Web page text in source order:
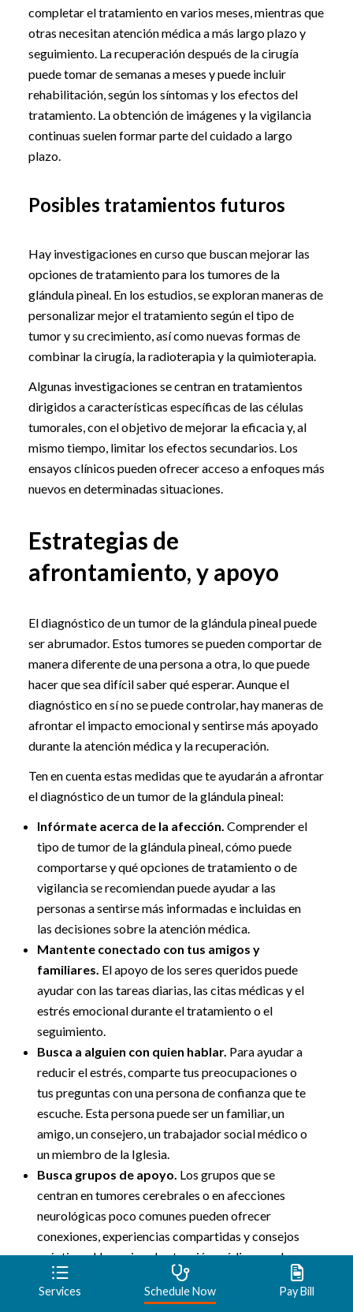
completar el tratamiento en varios meses, mientras que
otras necesitan atención médica a más largo plazo y
seguimiento. La recuperación después de la cirugía
puede tomar de semanas a meses y puede incluir
rehabilitación, según los síntomas y los efectos del
tratamiento. La obtención de imágenes y la vigilancia
continuas suelen formar parte del cuidado a largo
plazo.
Posibles tratamientos futuros
Hay investigaciones en curso que buscan mejorar las
opciones de tratamiento para los tumores de la
glándula pineal. En los estudios, se exploran maneras de
personalizar mejor el tratamiento según el tipo de
tumor y su crecimiento, así como nuevas formas de
combinar la cirugía, la radioterapia y la quimioterapia.
Algunas investigaciones se centran en tratamientos
dirigidos a características específicas de las células
tumorales, con el objetivo de mejorar la eficacia y, al
mismo tiempo, limitar los efectos secundarios. Los
ensayos clínicos pueden ofrecer acceso a enfoques más
nuevos en determinadas situaciones.
Estrategias de
afrontamiento, y apoyo
El diagnóstico de un tumor de la glándula pineal puede
ser abrumador. Estos tumores se pueden comportar de
manera diferente de una persona a otra, lo que puede
hacer que sea difícil saber qué esperar. Aunque el
diagnóstico en sí no se puede controlar, hay maneras de
afrontar el impacto emocional y sentirse más apoyado
durante la atención médica y la recuperación.
Ten en cuenta estas medidas que te ayudarán a afrontar
el diagnóstico de un tumor de la glándula pineal:
Infórmate acerca de la afección. Comprender el
tipo de tumor de la glándula pineal, cómo puede
comportarse y qué opciones de tratamiento o de
vigilancia se recomiendan puede ayudar a las
personas a sentirse más informadas e incluidas en
las decisiones sobre la atención médica.
Mantente conectado con tus amigos y
familiares. El apoyo de los seres queridos puede
ayudar con las tareas diarias, las citas médicas y el
estrés emocional durante el tratamiento o el
seguimiento.
Busca a alguien con quien hablar. Para ayudar a
reducir el estrés, comparte tus preocupaciones o
tus preguntas con una persona de confianza que te
escuche. Esta persona puede ser un familiar, un
amigo, un consejero, un trabajador social médico o
un miembro de la Iglesia.
Busca grupos de apoyo. Los grupos que se
centran en tumores cerebrales o en afecciones
neurológicas poco comunes pueden ofrecer
conexiones, experiencias compartidas y consejos
prácticos. Un equipo de atención médica puede
ayudar a identificar opciones de apoyo local o en
línea.
Services Schedule Now Pay Bill